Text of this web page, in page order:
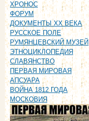
ХРОНОС
ФОРУМ
ДОКУМЕНТЫ XX ВЕКА
РУССКОЕ ПОЛЕ
РУМЯНЦЕВСКИЙ МУЗЕЙ
ЭТНОЦИКЛОПЕДИЯ
СЛАВЯНСТВО
ПЕРВАЯ МИРОВАЯ
АПСУАРА
ВОЙНА 1812 ГОДА
МОСКОВИЯ